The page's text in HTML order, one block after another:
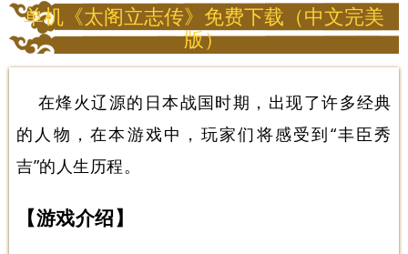
单机《太阁立志传》免费下载（中文完美
版）
在烽火辽源的日本战国时期，出现了许多经典
的人物，在本游戏中，玩家们将感受到“丰臣秀
吉”的人生历程。
【游戏介绍】